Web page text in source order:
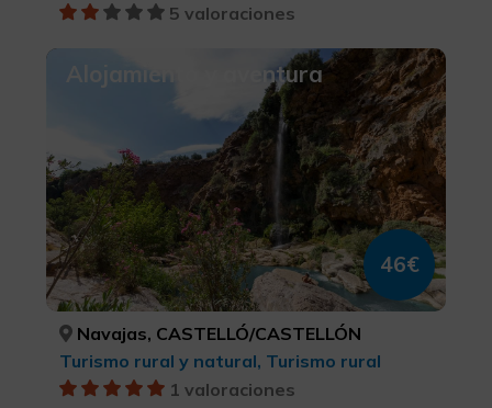
5 valoraciones
Alojamiento y aventura
46€
Navajas, CASTELLÓ/CASTELLÓN
Turismo rural y natural, Turismo rural
1 valoraciones